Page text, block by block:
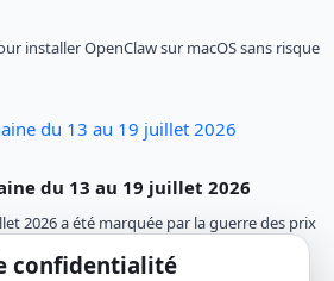
installer OpenClaw sur macOS sans risque
du 13 au 19 juillet 2026
2026 a été marquée par la guerre des prix
confidentialité